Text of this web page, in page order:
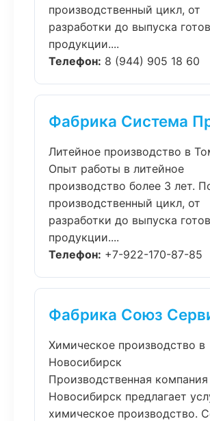
производственный цикл, от
разработки до выпуска
продукции....
Телефон: 8 (944) 905 18 60
Фабрика Система
Литейное производство в
Опыт работы в литейное
производство более 3 лет.
производственный цикл, от
разработки до выпуска
продукции....
Телефон: +7-922-170-87-85
Фабрика Союз
Химическое производство в
Новосибирск
Производственная
Новосибирск предлагает
химическое производство.